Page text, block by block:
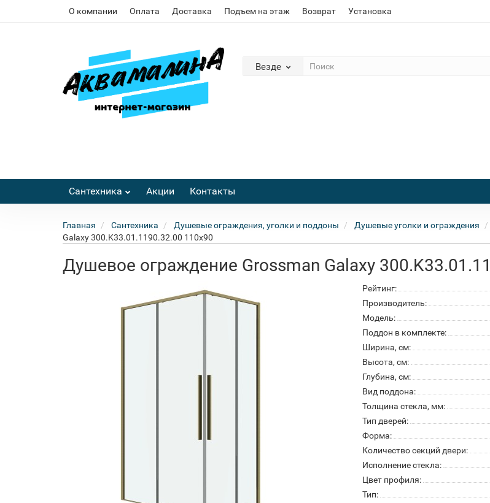
О компании Оплата Доставка Подъем на этаж Возврат Установка
Везде
Сантехника Акции Контакты
Главная Сантехника Душевые ограждения, уголки и поддоны Душевые уголки и ограждения
Galaxy 300.K33.01.1190.32.00 110x90
Душевое ограждение Grossman Galaxy
Рейтинг:
Производитель:
Модель:
Поддон в комплекте:
Ширина, см:
Высота, см:
Глубина, см:
Вид поддона:
Толщина стекла, мм:
Тип дверей:
Форма:
Количество секций двери:
Исполнение стекла:
Цвет профиля:
Тип: